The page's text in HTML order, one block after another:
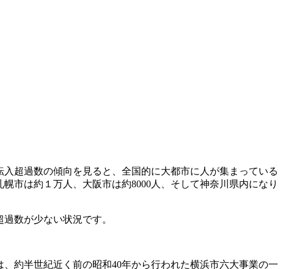
超過数の傾向を見ると、全国的に大都市に人が集まっている
市は約１万人、大阪市は約8000人、そして神奈川県内になり
数が少ない状況です。
約半世紀近く前の昭和40年から行われた横浜市六大事業の一